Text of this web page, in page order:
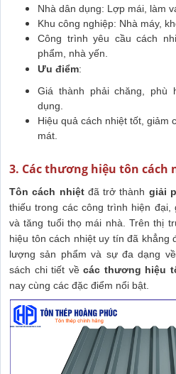
Nhà dân dụng: Lợp mái, làm
Khu công nghiệp: Nhà máy,
Công trình yêu cầu cách
phẩm, nhà yến.
Ưu điểm:
Giá thành phải chăng,
dụng.
Hiệu quả cách nhiệt tốt, giảm
mát.
3. Các thương hiệu tôn cách
Tôn cách nhiệtđã trở thành giải
thiếu trong các công trình hiện đại,
và tăng tuổi thọ mái nhà. Trên thị
hiệu tôn cách nhiệt uy tín đã khẳng
lượng sản phẩm và sự đa dạng
sách chi tiết về các thương hiệu
nay cùng các đặc điểm nổi bật.